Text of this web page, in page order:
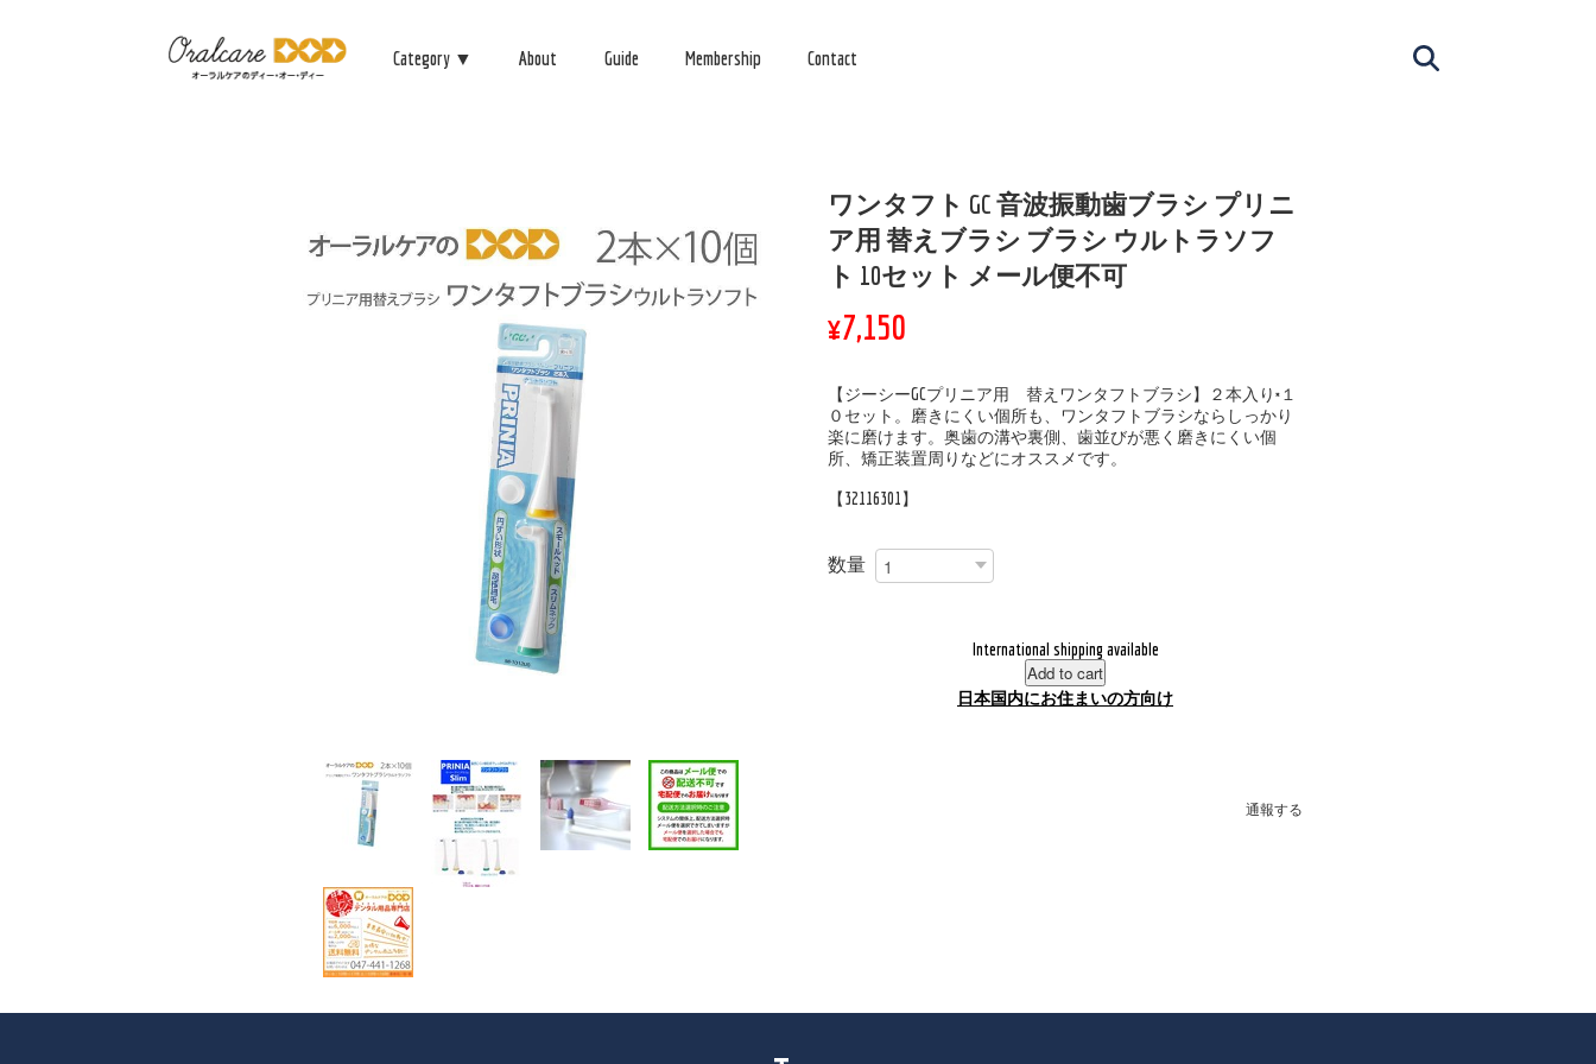
Category ▼ About Guide Membership Contact
ワンタフト GC 音波振動歯ブラシ プリニ
ア用 替えブラシ ブラシ ウルトラソフ
ト 10セット メール便不可
¥7,150
【ジーシーGCプリニア用 替えワンタフトブラシ】２本入り×１
０セット。磨きにくい個所も、ワンタフトブラシならしっかり
楽に磨けます。奥歯の溝や裏側、歯並びが悪く磨きにくい個
所、矯正装置周りなどにオススメです。
【32116301】
数量
International shipping available
Add to cart
日本国内にお住まいの方向け
通報する